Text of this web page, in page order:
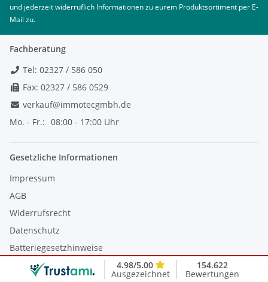
4.98/5.00
Ausgezeichnet
154.622
Bewertungen
und jederzeit widerruflich Informationen zu eurem Produktsortiment per E-
Mail zu.
Fachberatung
Tel: 02327 / 586 050
Fax: 02327 / 586 0529
verkauf@immotecgmbh.de
Mo. - Fr.: 08:00 - 17:00 Uhr
Gesetzliche Informationen
Impressum
AGB
Widerrufsrecht
Datenschutz
Batteriegesetzhinweise
Erklärung zur Barrierefreiheit